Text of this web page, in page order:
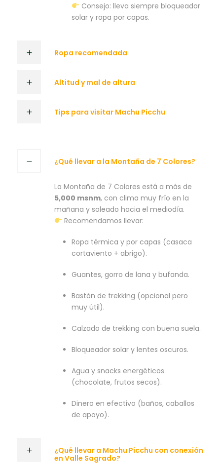
Consejo: lleva siempre bloqueador
solar y ropa por capas.
Ropa recomendada
Altitud y mal de altura
Tips para visitar Machu Picchu
¿Qué llevar a la Montaña de 7 Colores?
La Montaña de 7 Colores está a más de
5,000 msnm, con clima muy frío en la
mañana y soleado hacia el mediodía.
Recomendamos llevar:
Ropa térmica y por capas (casaca
cortaviento + abrigo).
Guantes, gorro de lana y bufanda.
Bastón de trekking (opcional pero
muy útil).
Calzado de trekking con buena suela.
Bloqueador solar y lentes oscuros.
Agua y snacks energéticos
(chocolate, frutos secos).
Dinero en efectivo (baños, caballos
de apoyo).
¿Qué llevar a Machu Picchu con conexión
en Valle Sagrado?